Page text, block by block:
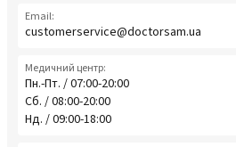
Email:
customerservice@doctorsam.ua
Медичний центр:
Пн.-Пт. / 07:00-20:00
Сб. / 08:00-20:00
Нд. / 09:00-18:00